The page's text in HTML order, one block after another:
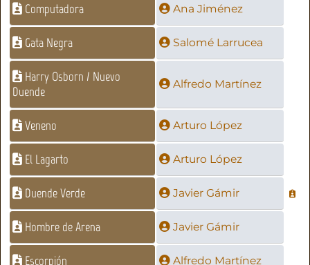
Computadora Ana Jiménez
Gata Negra Salomé Larrucea
Harry Osborn / Nuevo
Duende
Alfredo Martínez
Veneno Arturo López
El Lagarto Arturo López
Duende Verde Javier Gámir
Hombre de Arena Javier Gámir
Escorpión Alfredo Martínez